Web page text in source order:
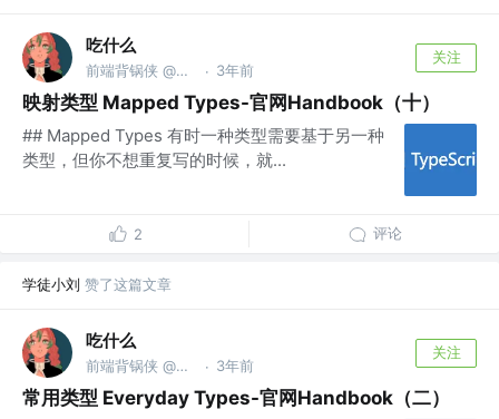
吃什么
前端背锅侠 @金麟岂是池中物 · 3年前
关注
映射类型 Mapped Types-官网Handbook（十）
## Mapped Types 有时一种类型需要基于另一种
类型，但你不想重复写的时候，就...
2 评论
学徒小刘 赞了这篇文章
吃什么
前端背锅侠 @金麟岂是池中物 · 3年前
关注
常用类型 Everyday Types-官网Handbook（二）